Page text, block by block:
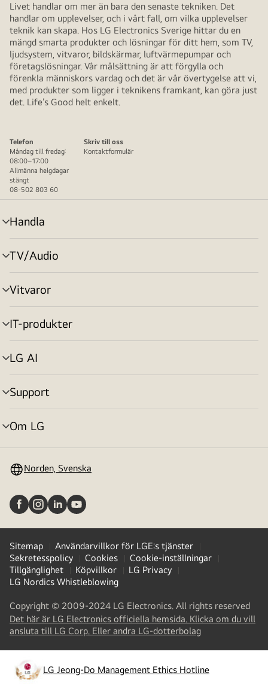
Livet handlar om mer än bara den senaste tekniken. Det
handlar om upplevelser, och i vårt fall, om vilka upplevelser
teknik kan skapa. Hos LG Electronics Sverige hittar du en
mängd smarta produkter och lösningar för ditt hem, som TV,
ljudsystem, vitvaror, bildskärmar, luftvärmepumpar och
företagslösningar. Vår målsättning är att förgylla och
förenkla människors vardag och det är vår övertygelse att vi,
med produkter som ligger i teknikens framkant, kan göra just
det. Life’s Good helt enkelt.
Telefon
Måndag till fredag:
08:00–17:00
Allmänna helgdagar
stängt
08-502 803 60
Skriv till oss
Kontaktformulär
Handla
menyväxling
TV/Audio
menyväxling
Vitvaror
menyväxling
IT-produkter
menyväxling
LG AI
menyväxling
Support
menyväxling
Om LG
menyväxling
Norden, Svenska
Sitemap
Användarvillkor för LGE:s tjänster
Sekretesspolicy
Cookies
Cookie-inställningar
Tillgänglighet
Köpvillkor
LG Privacy
LG Nordics Whistleblowing
Copyright © 2009-2024 LG Electronics. All rights reserved
Det här är LG Electronics officiella hemsida. Klicka om du vill
ansluta till LG Corp. Eller andra LG-dotterbolag(
a
new
tab
LG Jeong-Do Management Ethics Hotline
opens